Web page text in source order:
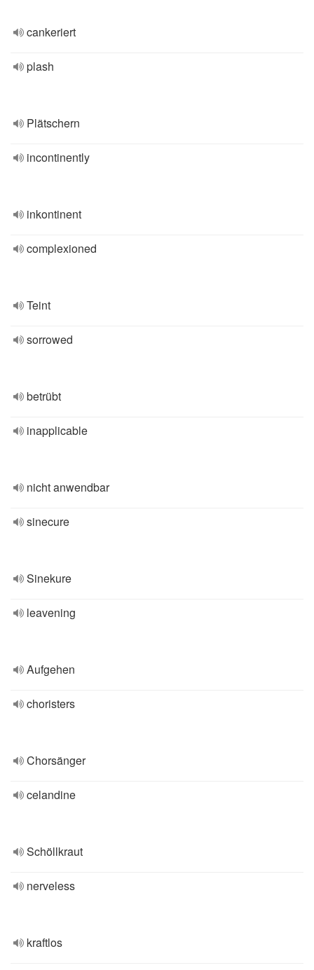
cankeriert
plash
Plätschern
incontinently
inkontinent
complexioned
Teint
sorrowed
betrübt
inapplicable
nicht anwendbar
sinecure
Sinekure
leavening
Aufgehen
choristers
Chorsänger
celandine
Schöllkraut
nerveless
kraftlos